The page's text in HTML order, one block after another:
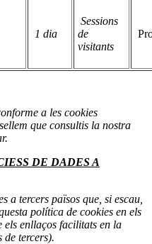
1 dia
Sessions
de
visitants
a les cookies
que consultis la nostra
DE DADES A
a tercers països que, si escau,
política de cookies en els
els enllaços facilitats en la
tercers).